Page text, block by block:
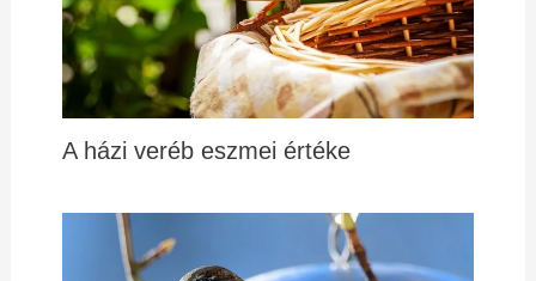
A házi veréb eszmei értéke